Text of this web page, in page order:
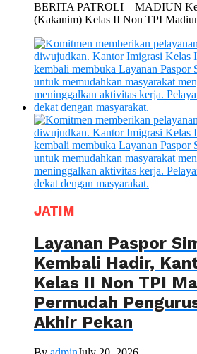
BERITA PATROLI – MADIUN
(Kakanim) Kelas II Non TPI
JATIM
Layanan Paspor
Kembali Hadir,
Kelas II Non TPI
Permudah
Akhir Pekan